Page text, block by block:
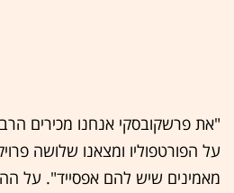
"את פרשקובסקי אנחנו מכירים
על הפורטפוליו ומצאנו שלושה
מאמינים שיש להם אפסייד". על